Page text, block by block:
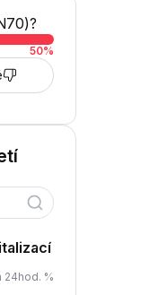
50%
24hod. %